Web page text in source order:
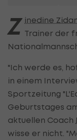
Z inedine
Trainer der
"Ich werde es,
in einem
Sportzeitung
Geburtstages
aktuellen Coach
wisse er nicht.